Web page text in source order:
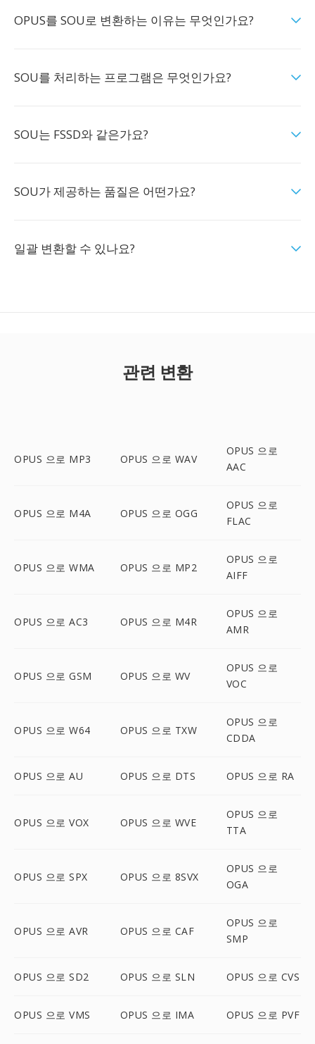
OPUS를 SOU로 변환하는 이유는 무엇인가요?
SOU를 처리하는 프로그램은 무엇인가요?
SOU는 FSSD와 같은가요?
SOU가 제공하는 품질은 어떤가요?
일괄 변환할 수 있나요?
관련 변환
OPUS 으로 MP3 OPUS 으로 WAV
OPUS 으로
AAC
OPUS 으로 M4A OPUS 으로 OGG
OPUS 으로
FLAC
OPUS 으로 WMA OPUS 으로 MP2
OPUS 으로
AIFF
OPUS 으로 AC3 OPUS 으로 M4R
OPUS 으로
AMR
OPUS 으로 GSM OPUS 으로 WV
OPUS 으로
VOC
OPUS 으로 W64 OPUS 으로 TXW
OPUS 으로
CDDA
OPUS 으로 AU OPUS 으로 DTS OPUS 으로 RA
OPUS 으로 VOX OPUS 으로 WVE
OPUS 으로
TTA
OPUS 으로 SPX OPUS 으로 8SVX
OPUS 으로
OGA
OPUS 으로 AVR OPUS 으로 CAF
OPUS 으로
SMP
OPUS 으로 SD2 OPUS 으로 SLN OPUS 으로 CVS
OPUS 으로 VMS OPUS 으로 IMA OPUS 으로 PVF